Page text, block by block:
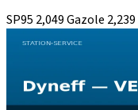
SP95 2,049Gazole 2,239